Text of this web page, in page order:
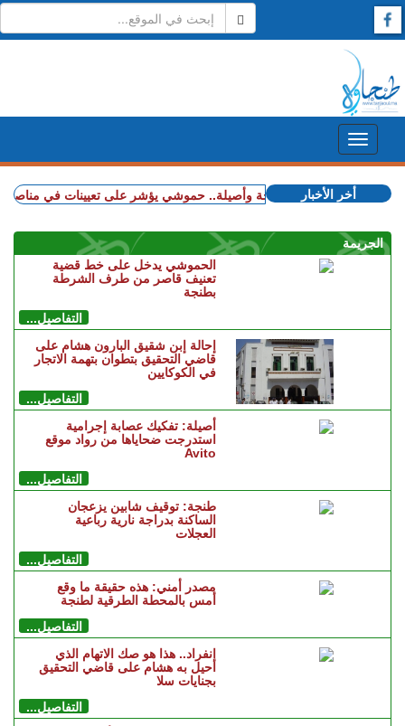
+ شملت طنجة وأصيلة.. حموشي يؤشر على تعيينات في مناصب
أخر الأخبار
الجريمة
الحموشي يدخل على خط قضية
تعنيف قاصر من طرف الشرطة
بطنجة
التفاصيل...
إحالة إبن شقيق البارون هشام على
قاضي التحقيق بتطوان بتهمة الاتجار
في الكوكايين
التفاصيل...
أصيلة: تفكيك عصابة إجرامية
استدرجت ضحاياها من رواد موقع
Avito
التفاصيل...
طنجة: توقيف شابين يزعجان
الساكنة بدراجة نارية رباعية
العجلات
التفاصيل...
مصدر أمني: هذه حقيقة ما وقع
أمس بالمحطة الطرقية لطنجة
التفاصيل...
انفراد.. هذا هو صك الاتهام الذي
أحيل به هشام على قاضي التحقيق
بجنايات سلا
التفاصيل...